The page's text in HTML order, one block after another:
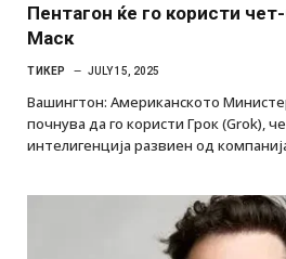
Пентагон ќе го користи
Маск
ТИКЕР JULY 15, 2025
Вашингтон: Американското
почнува да го користи Грок (Grok),
интелигенција развиен од